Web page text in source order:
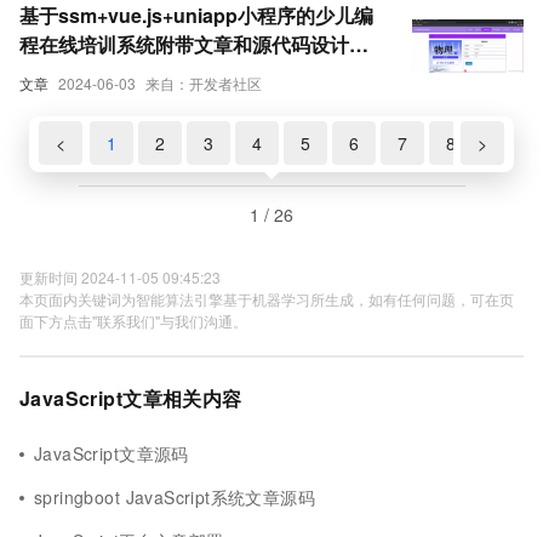
文章 2024-06-03 来自：开发者社区
基于ssm+vue.js+uniapp小程序的少儿编
程在线培训系统附带文章和源代码设计说
明文档ppt
< 1 2 3 4 5 6 7 8 >
1 / 26
更新时间 2024-11-05 09:45:23
本页面内关键词为智能算法引擎基于机器学习所生成，如有任何问题，可在页
面下方点击"联系我们"与我们沟通。
JavaScript文章相关内容
JavaScript文章源码
springboot JavaScript系统文章源码